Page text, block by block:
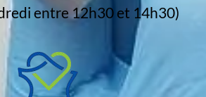
entre 12h30 et 14h30)